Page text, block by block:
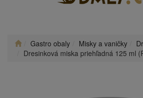
Gastro obaly Misky a vaničky
Dresinková miska priehľadná 125 ml